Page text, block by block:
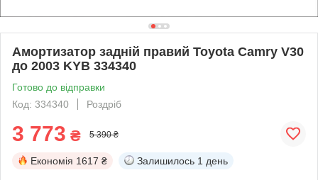
Амортизатор задній правий Toyota Camry V30
до 2003 KYB 334340
Готово до відправки
Код: 334340
Роздріб
3 773 ₴ 5 390 ₴
Економія 1617 ₴ Залишилось 1 день